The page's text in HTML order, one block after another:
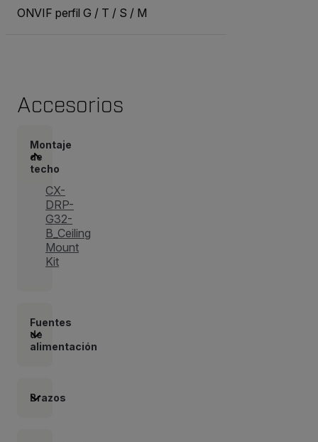
ONVIF perfil G / T / S / M
Accesorios
Montaje
de
techo
CX-
DRP-
G32-
B_Ceiling
Mount
Kit
Fuentes
de
alimentación
Brazos